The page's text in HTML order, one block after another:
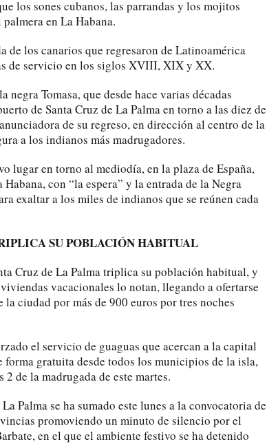
los sones cubanos, las parrandas y los mojitos
en La Habana.
de los canarios que regresaron de Latinoamérica
de servicio en los siglos XVIII, XIX y XX.
negra Tomasa, que desde hace varias décadas
de Santa Cruz de La Palma en torno a las diez de
de su regreso, en dirección al centro de la
a los indianos más madrugadores.
lugar en torno al mediodía, en la plaza de España,
con “la espera” y la entrada de la Negra
exaltar a los miles de indianos que se reúnen cada
SU POBLACIÓN HABITUAL
Cruz de La Palma triplica su población habitual, y
vacacionales lo notan, llegando a ofertarse
ciudad por más de 900 euros por tres noches
el servicio de guaguas que acercan a la capital
forma gratuita desde todos los municipios de la isla,
de la madrugada de este martes.
Palma se ha sumado este lunes a la convocatoria de
promoviendo un minuto de silencio por el
en el que el ambiente festivo se ha detenido